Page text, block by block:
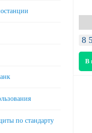
(0)
(0)
по стандарту
8